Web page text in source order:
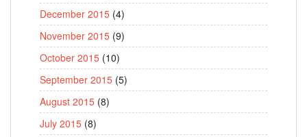
December 2015 (4)
November 2015 (9)
October 2015 (10)
September 2015 (5)
August 2015 (8)
July 2015 (8)